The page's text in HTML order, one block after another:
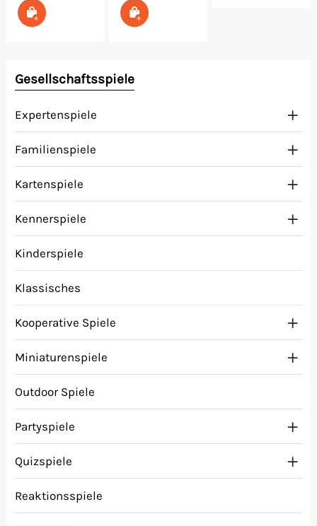
In den Warenkorb In den Warenkorb
Gesellschaftsspiele
Expertenspiele
Familienspiele
Kartenspiele
Kennerspiele
Kinderspiele
Klassisches
Kooperative Spiele
Miniaturenspiele
Outdoor Spiele
Partyspiele
Quizspiele
Reaktionsspiele